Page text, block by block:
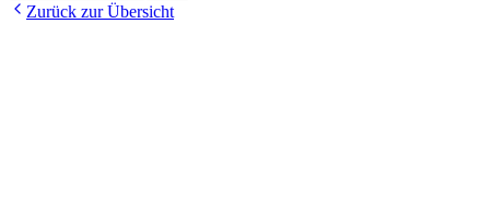
Zurück zur Übersicht